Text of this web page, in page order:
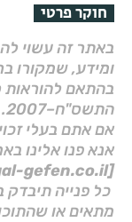
חוקר פרטי
באתר זה עשוי
ומידע, שמקורו
התשס"ח–2007.
אם אתם בעלי
אנא פנו אלינו
[Manager@gal-gefen.co.il]
כל פנייה תיבדק
מתאים או